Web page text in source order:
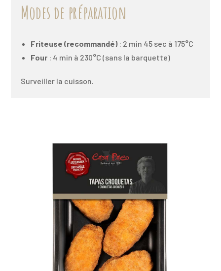
Modes de préparation
Friteuse (recommandé): 2 min 45 sec à 175°C
Four : 4 min à 230°C (sans la barquette)
Surveiller la cuisson.